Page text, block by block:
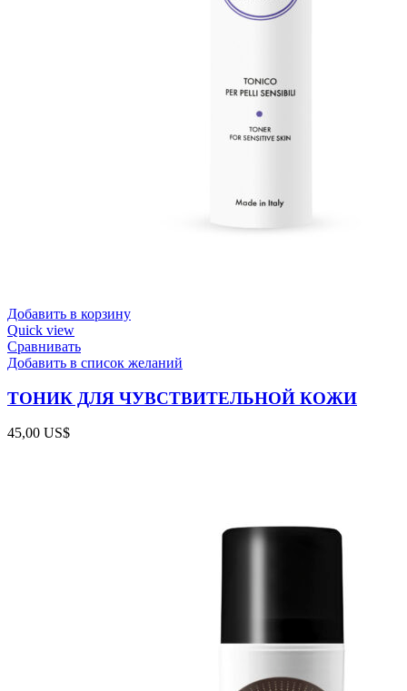
Добавить в корзину
Quick view
Сравнивать
Добавить в список желаний
ТОНИК ДЛЯ ЧУВСТВИТЕЛЬНОЙ КОЖИ
45,00 US$